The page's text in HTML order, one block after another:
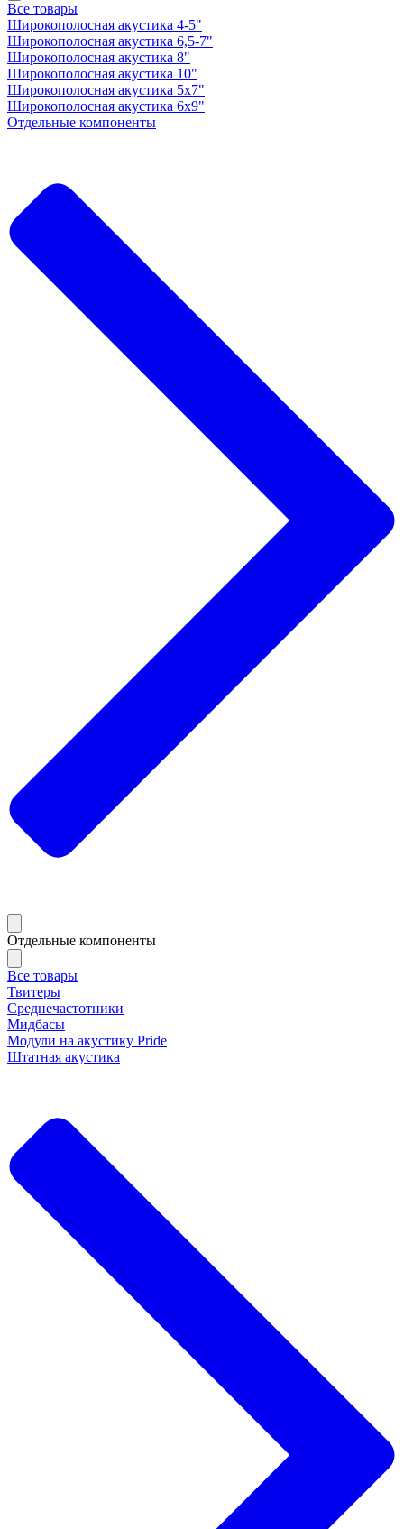
Все товары
Широкополосная акустика 4-5"
Широкополосная акустика 6,5-7"
Широкополосная акустика 8"
Широкополосная акустика 10"
Широкополосная акустика 5х7"
Широкополосная акустика 6х9"
Отдельные компоненты
Отдельные компоненты
Все товары
Твитеры
Среднечастотники
Мидбасы
Модули на акустику Pride
Штатная акустика